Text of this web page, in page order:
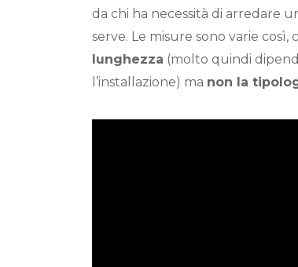
da chi ha necessità di arredare
serve. Le misure sono varie così,
lunghezza (molto quindi
l’installazione) ma non la